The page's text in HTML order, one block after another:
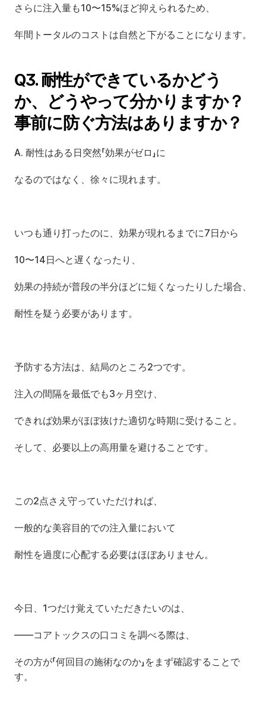
さらに注入量も10〜15%ほど抑えられるため、
年間トータルのコストは自然と下がることになります。
Q3. 耐性ができているかどう
か、どうやって分かりますか？
事前に防ぐ方法はありますか？
A. 耐性はある日突然「効果がゼロ」に
なるのではなく、徐々に現れます。
いつも通り打ったのに、効果が現れるまでに7日から
10〜14日へと遅くなったり、
効果の持続が普段の半分ほどに短くなったりした場合、
耐性を疑う必要があります。
予防する方法は、結局のところ2つです。
注入の間隔を最低でも3ヶ月空け、
できれば効果がほぼ抜けた適切な時期に受けること。
そして、必要以上の高用量を避けることです。
この2点さえ守っていただければ、
一般的な美容目的での注入量において
耐性を過度に心配する必要はほぼありません。
今日、1つだけ覚えていただきたいのは、
——コアトックスの口コミを調べる際は、
その方が「何回目の施術なのか」をまず確認することで
す。